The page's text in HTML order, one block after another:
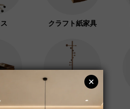
クラフト紙家具
・座卓
ハンガーラック・コ